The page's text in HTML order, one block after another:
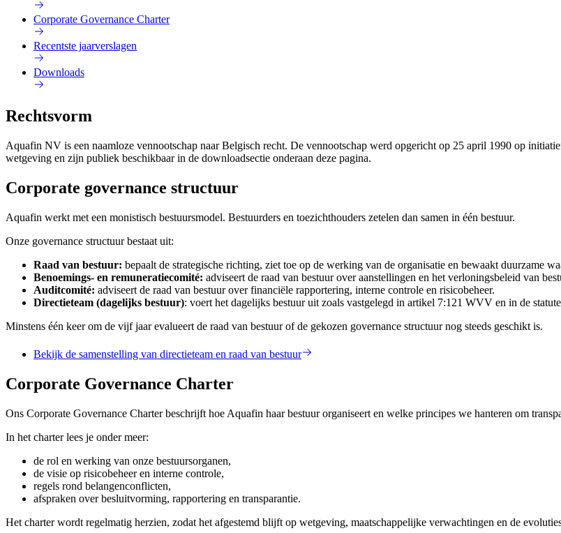
Corporate Governance Charter
Recentste jaarverslagen
Downloads
Rechtsvorm
Aquafin NV is een naamloze vennootschap naar Belgisch recht. De vennootschap werd opgericht op 25 april 1990 op
wetgeving en zijn publiek beschikbaar in de downloadsectie onderaan deze pagina.
Corporate governance structuur
Aquafin werkt met een monistisch bestuursmodel. Bestuurders en toezichthouders zetelen dan samen in één bestuur.
Onze governance structuur bestaat uit:
Raad van bestuur: bepaalt de strategische richting, ziet toe op de werking van de organisatie en bewaakt duurzame
Benoemings- en remuneratiecomité: adviseert de raad van bestuur over aanstellingen en het verloningsbeleid van
Auditcomité: adviseert de raad van bestuur over financiële rapportering, interne controle en risicobeheer.
Directieteam (dagelijks bestuur): voert het dagelijks bestuur uit zoals vastgelegd in artikel 7:121 WVV en in de
Minstens één keer om de vijf jaar evalueert de raad van bestuur of de gekozen governance structuur nog steeds geschikt is.
Bekijk de samenstelling van directieteam en raad van bestuur
Corporate Governance Charter
Ons Corporate Governance Charter beschrijft hoe Aquafin haar bestuur organiseert en welke principes we hanteren om
In het charter lees je onder meer:
de rol en werking van onze bestuursorganen,
de visie op risicobeheer en interne controle,
regels rond belangenconflicten,
afspraken over besluitvorming, rapportering en transparantie.
Het charter wordt regelmatig herzien, zodat het afgestemd blijft op wetgeving, maatschappelijke verwachtingen en de